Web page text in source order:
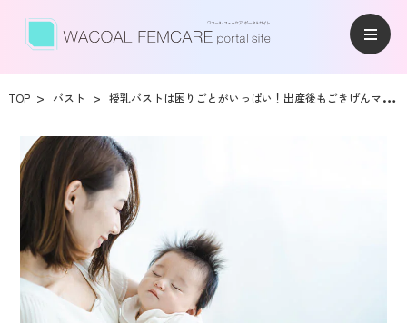
TOP バスト 授乳バストは困りごとがいっぱい！出産後もごきげんママでいるには？